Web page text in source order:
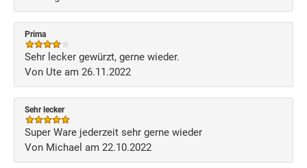
Prima
Sehr lecker gewürzt, gerne wieder.
Von Ute am 26.11.2022
Sehr lecker
Super Ware jederzeit sehr gerne wieder
Von Michael am 22.10.2022